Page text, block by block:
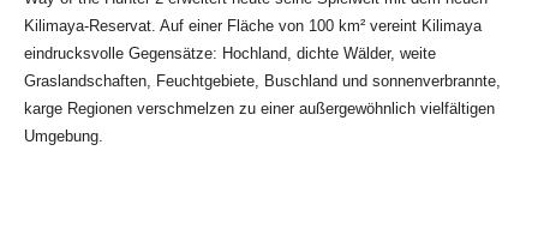
Kilimaya-Reservat. Auf einer Fläche von 100 km² vereint Kilimaya
eindrucksvolle Gegensätze: Hochland, dichte Wälder, weite
Graslandschaften, Feuchtgebiete, Buschland und sonnenverbrannte,
karge Regionen verschmelzen zu einer außergewöhnlich vielfältigen
Umgebung.